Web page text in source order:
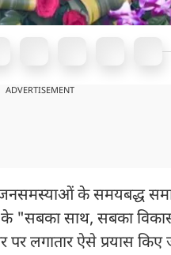
ADVERTISEMENT
के समयबद्ध
के "सबका साथ, सबका
लगातार ऐसे प्रयास